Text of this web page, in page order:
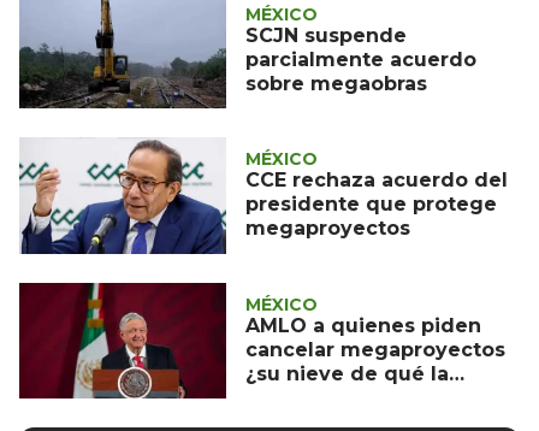
MÉXICO
SCJN suspende
parcialmente acuerdo
sobre megaobras
MÉXICO
CCE rechaza acuerdo del
presidente que protege
megaproyectos
MÉXICO
AMLO a quienes piden
cancelar megaproyectos
¿su nieve de qué la